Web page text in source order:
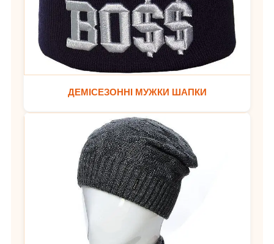
ДЕМІСЕЗОННІ МУЖКИ ШАПКИ